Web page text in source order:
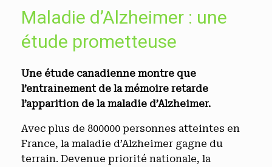
Maladie d’Alzheimer : une
étude prometteuse
Une étude canadienne montre que
l’entraînement de la mémoire retarde
l’apparition de la maladie d’Alzheimer.
Avec plus de 800000 personnes atteintes en
France, la maladie d’Alzheimer gagne du
terrain. Devenue priorité nationale, la